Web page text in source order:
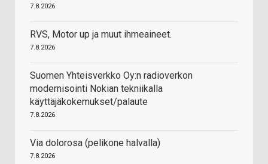
7.8.2026
RVS, Motor up ja muut ihmeaineet.
7.8.2026
Suomen Yhteisverkko Oy:n radioverkon
modernisointi Nokian tekniikalla
käyttäjäkokemukset/palaute
7.8.2026
Via dolorosa (pelikone halvalla)
7.8.2026